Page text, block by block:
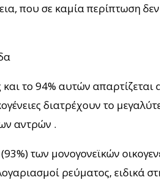
που σε καμία περίπτωση
το 94% αυτών
διατρέχουν το
αντρών .
των μονογονεϊκών
ρεύματος, ειδικά